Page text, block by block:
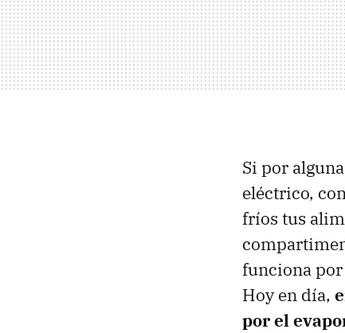
Si por
eléctrico,
fríos tus
funciona
Hoy en día,
por el